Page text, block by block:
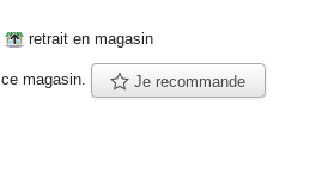
retrait en magasin
ce magasin. Je recommande